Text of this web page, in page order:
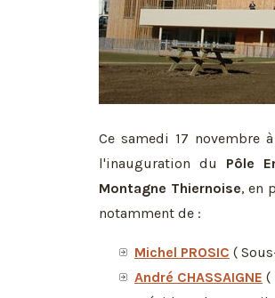
Ce samedi 17
l'inauguration du Pôle
Montagne Thiernoise, en
notamment de :
Michel PROSIC (
André CHASSAIGNE (